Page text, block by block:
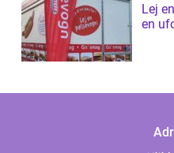
Lej
en